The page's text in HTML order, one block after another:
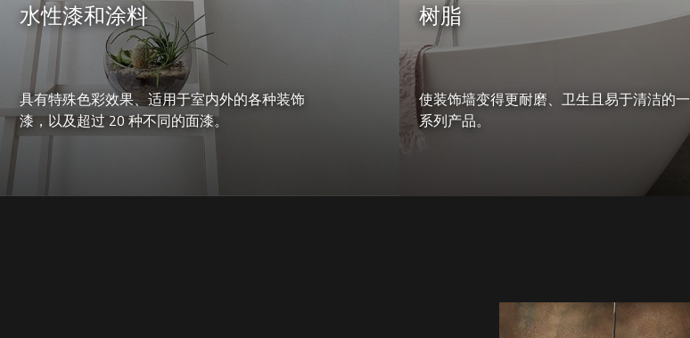
水性漆和涂料
具有特殊色彩效果、适用于室内外的各种装饰
漆，以及超过 20 种不同的面漆。
树脂
使装饰墙变得更耐磨、卫生且易于清洁的一
系列产品。